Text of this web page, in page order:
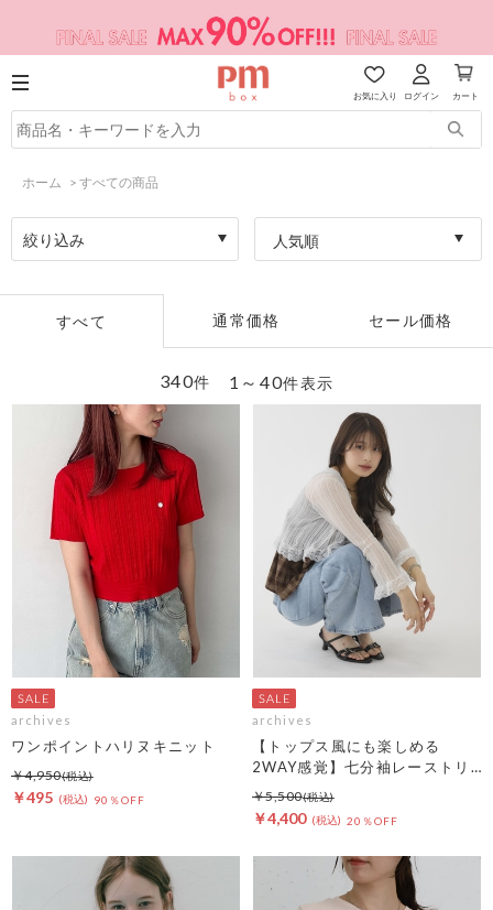
お気に入り ログイン カート
ホーム > すべての商品
絞り込み 人気順
すべて 通常価格 セール価格
1～40件表示
340件
archives
ワンポイントハリヌキニット
￥495 90％OFF
￥4,950
archives
【トップス風にも楽しめる
2WAY感覚】七分袖レーストリ
ム透かしニットカーディガン
￥4,400 20％OFF
￥5,500